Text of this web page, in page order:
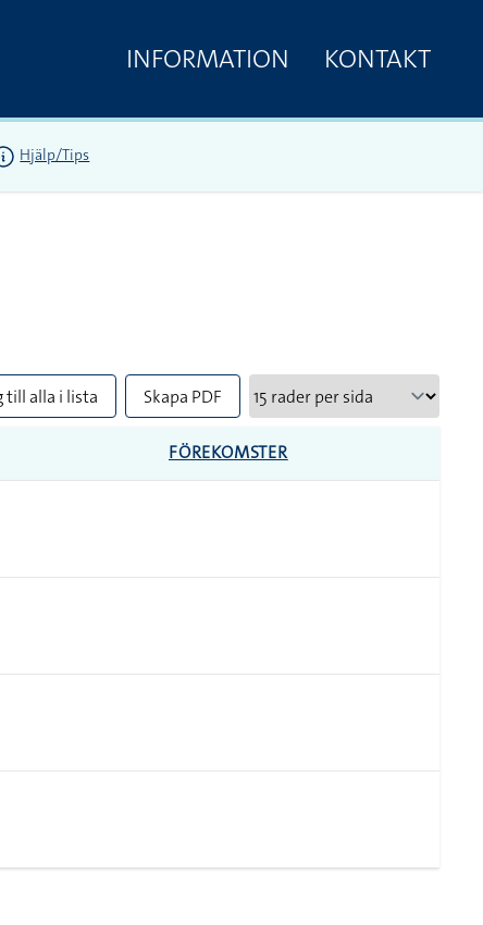
INFORMATION KONTAKT
Hjälp/Tips
till alla i lista Skapa PDF
FÖREKOMSTER